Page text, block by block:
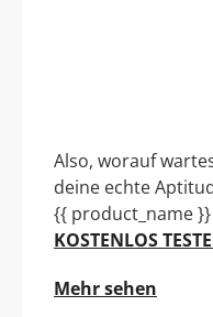
Also, worauf
deine echte
{{ product_name
KOSTENLOS
Mehr sehen